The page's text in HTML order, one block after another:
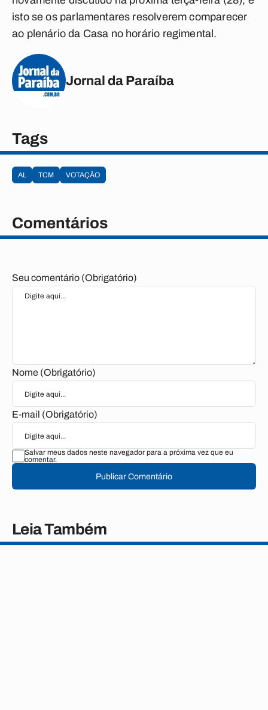
isto se os parlamentares resolverem comparecer
ao plenário da Casa no horário regimental.
Jornal da Paraíba
Tags
AL TCM VOTAÇÃO
Comentários
Seu comentário (Obrigatório)
Nome (Obrigatório)
E-mail (Obrigatório)
Salvar meus dados neste navegador para a próxima vez que eu
comentar.
Publicar Comentário
Leia Também